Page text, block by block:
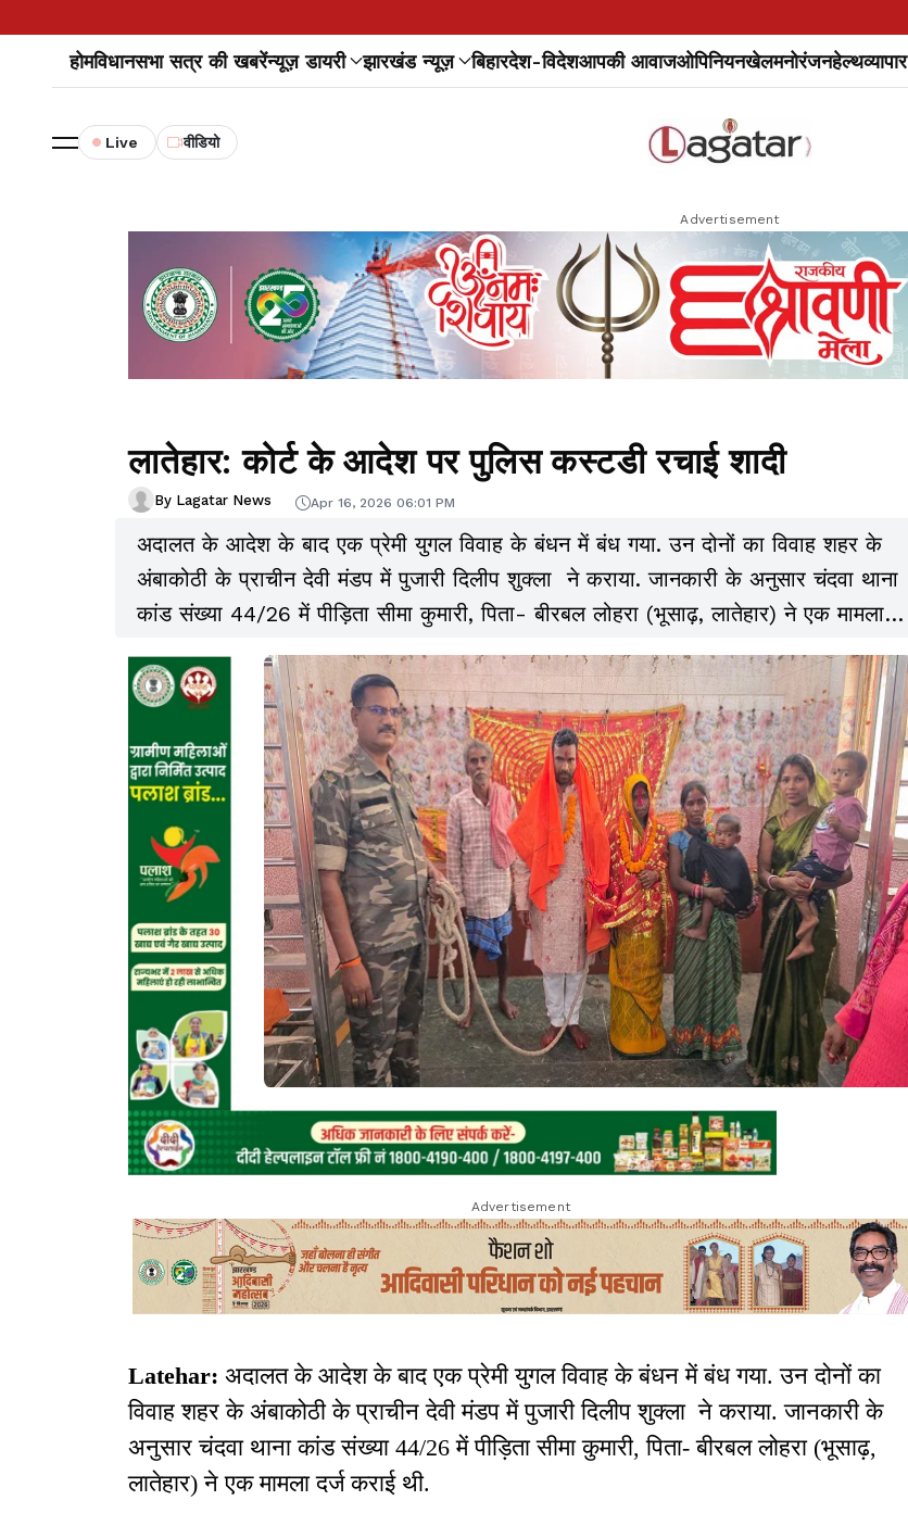
होमविधानसभा सत्र की खबरेंन्यूज़ डायरी झारखंड न्यूज़ बिहारदेश-विदेशआपकी आवाजओपिनियनखेलमनोरंजनहेल्थव्यापार
Live वीडियो
Advertisement
लातेहार: कोर्ट के आदेश पर पुलिस कस्टडी रचाई शादी
By Lagatar News Apr 16, 2026 06:01 PM
अदालत के आदेश के बाद एक प्रेमी युगल विवाह के बंधन में बंध गया. उन दोनों का विवाह शहर के
अंबाकोठी के प्राचीन देवी मंडप में पुजारी दिलीप शुक्ला ने कराया. जानकारी के अनुसार चंदवा थाना
कांड संख्या 44/26 में पीड़ि‍ता सीमा कुमारी, पिता- बीरबल लोहरा (भूसाढ़, लातेहार) ने एक मामला
Advertisement
Latehar: अदालत के आदेश के बाद एक प्रेमी युगल विवाह के बंधन में बंध गया. उन दोनों का
विवाह शहर के अंबाकोठी के प्राचीन देवी मंडप में पुजारी दिलीप शुक्ला ने कराया. जानकारी के
अनुसार चंदवा थाना कांड संख्या 44/26 में पीड़ि‍ता सीमा कुमारी, पिता- बीरबल लोहरा (भूसाढ़,
लातेहार) ने एक मामला दर्ज कराई थी.